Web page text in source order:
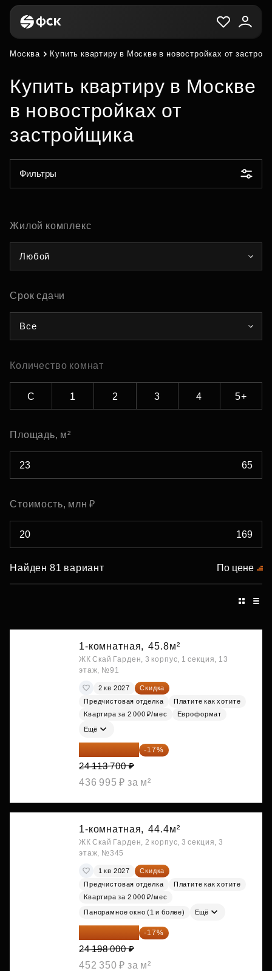
Москва Купить квартиру в Москве в новостройках от
Купить квартиру в Москве
в новостройках от
застройщика
Фильтры
Жилой комплекс
Любой
Срок сдачи
Все
Количество комнат
С 1 2 3 4 5+
Площадь, м²
Стоимость, млн ₽
Найден 81 вариант По цене
1-комнатная, 45.8м²
ЖК Скай Гарден, 3 корпус, 1 секция, 13
этаж, №91
2 кв 2027
Скидка
Предчистовая отделка
Платите как хотите
Квартира за 2 000 ₽/мес
Евроформат
Ещё
20 014 371 ₽ -17%
24 113 700 ₽
436 995 ₽ за м²
1-комнатная, 44.4м²
ЖК Скай Гарден, 2 корпус, 3 секция, 3
этаж, №345
1 кв 2027
Скидка
Предчистовая отделка
Платите как хотите
Квартира за 2 000 ₽/мес
Панорамное окно (1 и более) Ещё
20 084 340 ₽ -17%
24 198 000 ₽
452 350 ₽ за м²